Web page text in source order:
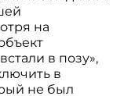
на
в позу»,
в
не был